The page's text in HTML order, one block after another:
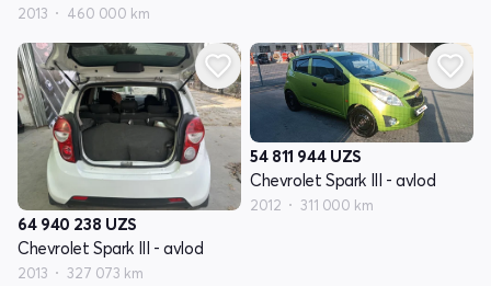
2013 460 000 km
64 940 238 UZS
Chevrolet Spark III - avlod
2013 327 073 km
54 811 944 UZS
Chevrolet Spark III - avlod
2012 311 000 km